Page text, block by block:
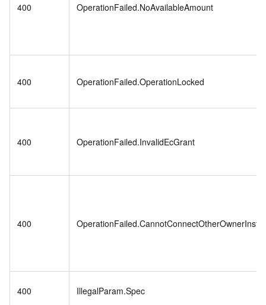
400 OperationFailed.NoAvailableAmount
400 OperationFailed.OperationLocked
400 OperationFailed.InvalidEcGrant
400
400 IllegalParam.Spec